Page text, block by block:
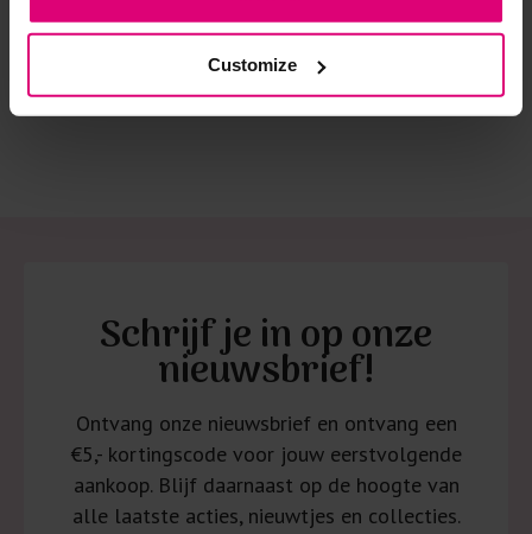
Customize
€ 47.97
€ 79.95
Schrijf je in op onze
nieuwsbrief!
Ontvang onze nieuwsbrief en ontvang een
€5,- kortingscode voor jouw eerstvolgende
aankoop. Blijf daarnaast op de hoogte van
alle laatste acties, nieuwtjes en collecties.